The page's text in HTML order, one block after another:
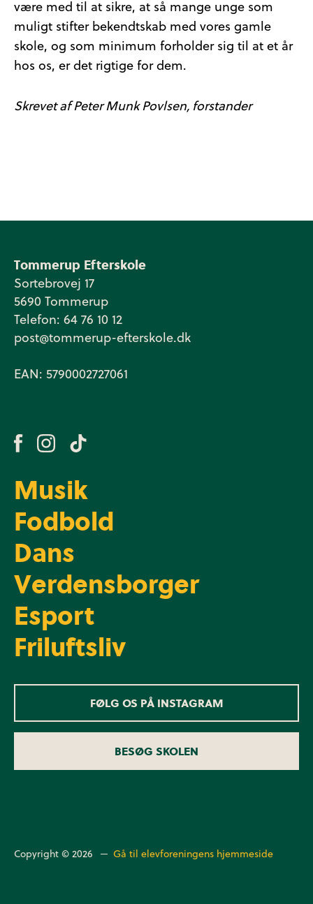
være med til at sikre, at så mange unge som
muligt stifter bekendtskab med vores gamle
skole, og som minimum forholder sig til at et år
hos os, er det rigtige for dem.
Skrevet af Peter Munk Povlsen, forstander
Tommerup Efterskole
Sortebrovej 17
5690 Tommerup
Telefon: 64 76 10 12
post@tommerup-efterskole.dk
EAN: 5790002727061
Musik
Fodbold
Dans
Verdensborger
Esport
Friluftsliv
FØLG OS PÅ INSTAGRAM
BESØG SKOLEN
Copyright © 2026 ─ Gå til elevforeningens hjemmeside